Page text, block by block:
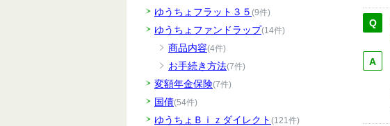
ゆうちょフラット３５ (9件)
ゆうちょファンドラップ(14件)
商品内容(4件)
お手続き方法(7件)
変額年金保険(7件)
国債(54件)
ゆうちょＢｉｚダイレクト (121件)